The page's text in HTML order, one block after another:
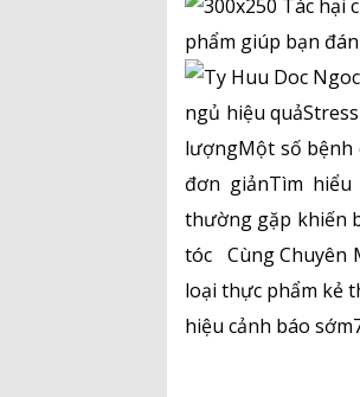
phẩm giúp bạn
ngủ hiệu
lượngMột số bệnh
đơn giảnTìm
thường gặp khiến
tóc Cùng Chuyên
loại thực phẩm kẻ
hiệu cảnh báo